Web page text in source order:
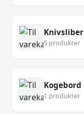
Knivsliber
5 produkter
Kogebord
1 produkter